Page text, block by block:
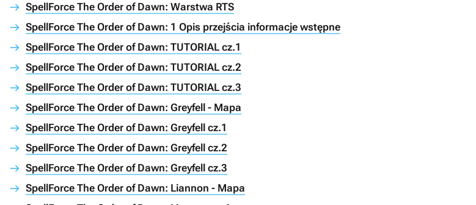
SpellForce The Order of Dawn: Warstwa RTS
SpellForce The Order of Dawn: 1 Opis przejścia informacje wstępne
SpellForce The Order of Dawn: TUTORIAL cz.1
SpellForce The Order of Dawn: TUTORIAL cz.2
SpellForce The Order of Dawn: TUTORIAL cz.3
SpellForce The Order of Dawn: Greyfell - Mapa
SpellForce The Order of Dawn: Greyfell cz.1
SpellForce The Order of Dawn: Greyfell cz.2
SpellForce The Order of Dawn: Greyfell cz.3
SpellForce The Order of Dawn: Liannon - Mapa